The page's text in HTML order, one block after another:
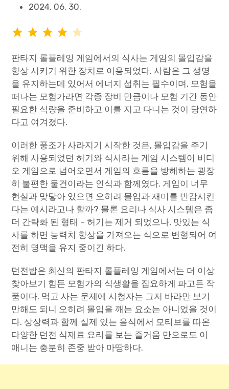
2024. 06. 30.
판타지 롤플레잉 게임에서의 식사는 게임의 몰입감을
향상 시키기 위한 장치로 이용되었다. 사람은 그 생명
을 유지하는데 있어서 에너지 섭취는 필수이며, 모험을
떠나는 모험가라면 각종 장비 만큼이나 모험 기간 동안
필요한 식량을 준비하고 이를 지고 다니는 것이 당연하
다고 여겨졌다.
이러한 풍조가 사라지기 시작한 것은, 몰입감을 주기
위해 사용되었던 허기와 식사라는 게임 시스템이 비디
오 게임으로 넘어오면서 게임의 흐름을 방해하는 굉장
히 불편한 물건이라는 인식과 함께였다. 게임이 너무
현실과 맞닿아 있으면 오히려 몰입과 재미를 반감시킨
다는 예시라고나 할까? 물론 요리나 식사 시스템은 좀
더 간략화 된 형태 – 허기는 제거 되었으나, 맛있는 식
사를 하면 능력치 향상을 가져오는 식으로 변형되어 여
전히 명맥을 유지 중이긴 하다.
던전밥은 최신의 판타지 롤플레잉 게임에서는 더 이상
찾아보기 힘든 모험가의 식생활을 집요하게 파고든 작
품이다. 먹고 사는 문제에 시청자는 그저 바라만 보기
만해도 되니 오히려 몰입을 깨는 요소는 아니었을 것이
다. 상상력과 함께 실제 있는 음식에서 모티브를 따온
다양한 던전 식재료 요리를 보는 즐거움 만으로도 이
애니는 충분히 존중 받아 마땅하다.